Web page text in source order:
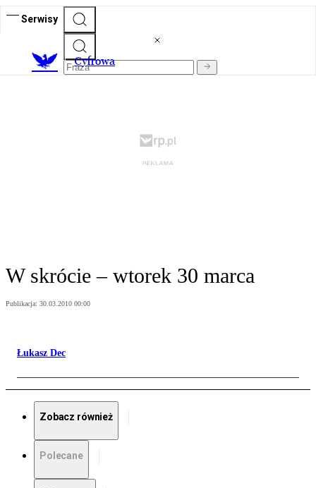
Serwisy
Cyfrowa
W skrócie – wtorek 30 marca
Publikacja: 30.03.2010 00:00
Łukasz Dec
Zobacz również
Polecane